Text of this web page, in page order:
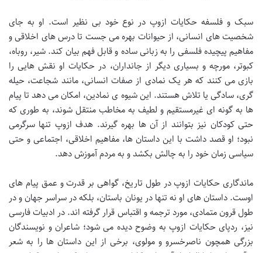
سبک و فلسفه حکایات ازوپ در نوع خود بی نظیر است. او به جای
شخصیت های انسانی، از حیوانات بهره می جست تا درس های اخلاقی و
مفاهیم پیچیده فلسفی را به زبانی ساده و قابل فهم بیان کند. شیر، روباه،
کبوتر، مورچه و بسیاری دیگر از جانداران، در حکایات او نقش هایی را
بازی می کنند که هر یک نمادی از صفات انسانی، مانند شجاعت، حیله
گری، سادگی یا تلاش هستند. این شیوه ی نمادین، امکان می دهد تا پیام
ها به گونه ای غیرمستقیم و لطیف به مخاطب منتقل شوند، به طوری که
حتی کودکان نیز بتوانند از آن ها بهره گیرند. هدف ازوپ تنها سرگرمی
نبود؛ او قصد داشت با این داستان ها، مفاهیم اخلاقی، اجتماعی و حتی
سیاسی زمان خود را به چالش بکشد و به مردم آموزش دهد.
ماندگاری حکایات ازوپ در طول تاریخ، گواهی بر قدرت و عمق پیام های
اوست. داستان های او نه تنها در یونان باستان، بلکه در سراسر جهان و در
طول قرون متمادی، مورد ترجمه و اقتباس قرار گرفته اند. در ادبیات فارسی
نیز، ردپای حکایات ازوپ به وضوح دیده می شود؛ شاعران و نویسندگان
بزرگی همچون ناصرخسرو و مولوی، برخی از این داستان ها را به شعر